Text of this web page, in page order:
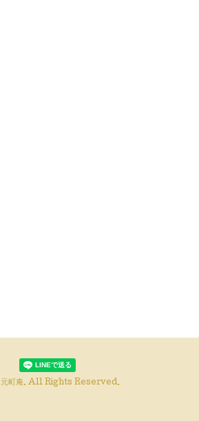
元町庵. All Rights Reserved.